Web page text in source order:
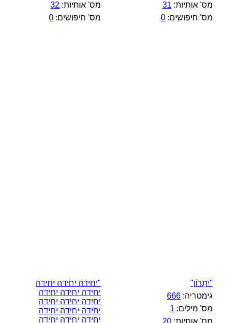
מס' אותיות: 31
מס' חיפושים:0
מס' אותיות: 32
מס' חיפושים: 0
"יִתְרוֹן"
גימטריה:666
מס' מילים: 1
מס' אותיות:20
"יחידה יחידה יחידה
יחידה יחידה יחידה
יחידה יחידה יחידה
יחידה יחידה יחידה
יחידה יחידה יחידה